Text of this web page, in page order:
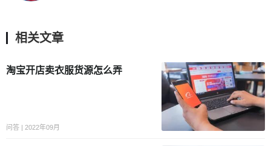
相关文章
淘宝开店卖衣服货源怎么弄
问答 | 2022年09月